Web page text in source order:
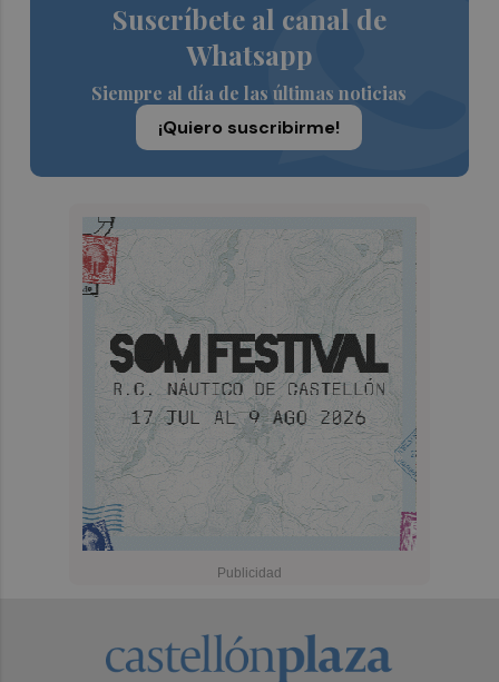
Suscríbete al canal de
Whatsapp
Siempre al día de las últimas noticias
¡Quiero suscribirme!